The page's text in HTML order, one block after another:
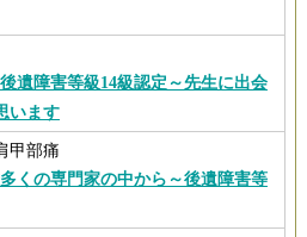
後遺障害等級14級認定～先生に出会
います
甲部痛
くの専門家の中から～後遺障害等